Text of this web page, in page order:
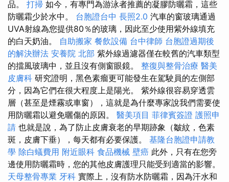
品。 打掃 如今，有專門為游泳者推薦的凝膠防曬霜，這些
防曬霜少於水中。 台胞證台中 長照2.0 汽車的窗玻璃通過
UVA射線為您提供80％的玻璃，因此至少使用紫外線填充
的白天奶油。 自助搬家 餐飲設備 台中律師 台胞證過期後
的解決辦法 安養院 北部 紫外線過濾器僅在較舊的汽車類型
的擋風玻璃中，並且沒有側窗眼鏡。 整復與整骨治療 醫美
皮膚科 研究證明，黑色素瘤更可能發生在駕駛員的左側部
分，因為它們在很大程度上是陽光。 紫外線很容易穿透雲
層（甚至是煙霧或車窗），這就是為什麼專家說我們需要使
用防曬霜以避免曬傷的原因。 醫美項目 菲律賓簽證 護照申
請 也就是說，為了防止皮膚衰老的早期跡象（皺紋，色素
斑，皮膚下垂），每天都有必要保護。 基隆台胞證申請教
學 除白蟻費用 附近眼科 食品機械 壁癌 此外，只有在您旁
邊使用防曬霜時，您的其他皮膚護理只能受到適當的影響。
天母整骨專業 牙科 實際上，沒有防水防曬霜，因為汗水和